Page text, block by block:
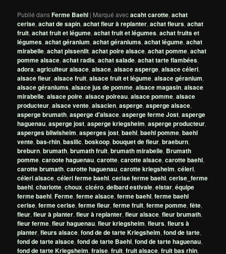
Publié dansFerme Baehl | Marqué avecacaht carotte,achat
cerise,achat de sapin,achat fleur à replanter,achat fleurs,achat
fruit,achat fruit et légume,achat fruit et légumes,achat fruits et
légumes,achat géranium,achat géraniums,achat légume,achat
mirabelle,achat pissenlit,achat poire alsace,achat pomme,achat
pomme alsace,achat radis,achat salade,achat tarte flambées,
adora,agriculteur alsace,alsace,alsace asperge,alsace céleri,
alsace fleur,alsace fruit,alsace fruit et légume,alsace géranium,
alsace géraniums,alsace jus de pomme,alsace magasin,alsace
mirabelle,alsace poire,alsace poireau,alsace pomme,alsace
producteur,alsace vente,alsacien,asperge,asperge alsace,
asperge brumath,asperge d'alsace,asperge ferme Jost,asperge
haguenau,asperge jost,asperge kriegsheim,asperge producteur,
asperges bilwisheim,asperges jost,baehl,baehl pomme,baehl
vente,bas-rhin,basilic,boskoop,bouquet de fleur,braeburn,
breburn,brumath,brumath fruit,brumath mirabelle, Brumath
pomme,caroote haguenau,carotte,carotte alsace,carotte baehl,
carotte brumath,carotte haguenau,carotte kriegsheim,céleri,
céleri alsace,céleri ferme baehl,cerise ferme baehl,cerise_ferme
baehl,charlotte,choux,cicéro,delbard estivale,elstar,équipe
ferme baehl,Ferme,ferme alsace,ferme baehl,ferme baehl
cerise,ferme cerise,ferme fleur,ferme fruit,ferme pomme,fête,
fleur,fleur à planter,fleur à replanter,fleur alsace,fleur brumath,
fleur ferme,fleur haguenau,fleur kriegsheim,fleurs,fleurs à
planter,fleurs alsace,fond de de tarte Kriegsheim,fond de tarte,
fond de tarte alsace,fond de tarte Baehl,fond de tarte haguenau,
fond de tarte Kriegsheim,fraise,fruit,fruit alsace,fruit bas rhin,